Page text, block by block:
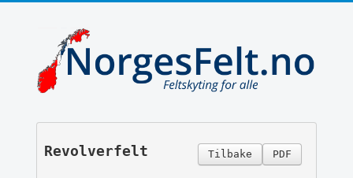
PDF
Tilbake
Revolverfelt